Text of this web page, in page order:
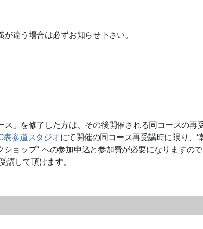
違う場合は必ずお知らせ下さい。
」を修了した方は、その後開催される同コースの再
表参道スタジオにて開催の同コース再受講時に限り、“
ョップ” への参加申込と参加費が必要になりますの
講して頂けます。